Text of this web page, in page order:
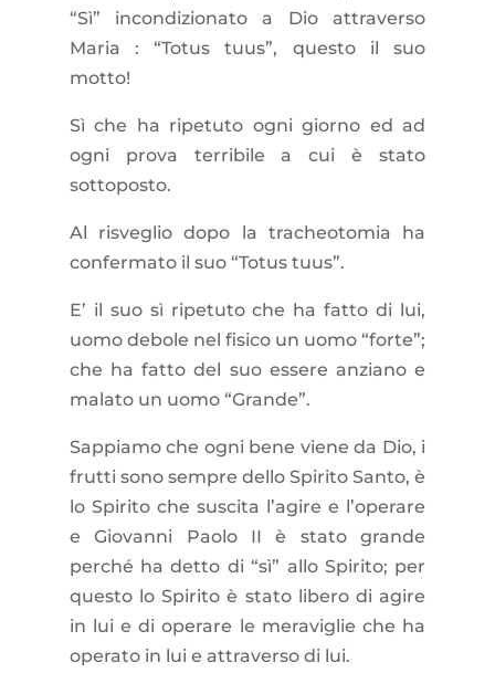
“Sì” incondizionato a Dio attraverso
Maria : “Totus tuus”, questo il suo
motto!
Sì che ha ripetuto ogni giorno ed ad
ogni prova terribile a cui è stato
sottoposto.
Al risveglio dopo la tracheotomia ha
confermato il suo “Totus tuus”.
E’ il suo sì ripetuto che ha fatto di lui,
uomo debole nel fisico un uomo “forte”;
che ha fatto del suo essere anziano e
malato un uomo “Grande”.
Sappiamo che ogni bene viene da Dio, i
frutti sono sempre dello Spirito Santo, è
lo Spirito che suscita l’agire e l’operare
e Giovanni Paolo II è stato grande
perché ha detto di “sì” allo Spirito; per
questo lo Spirito è stato libero di agire
in lui e di operare le meraviglie che ha
operato in lui e attraverso di lui.